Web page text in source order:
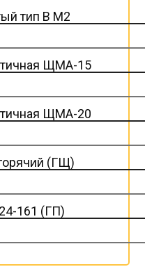
тип B М2
ЩМА-15
ЩМА-20
(ГЩ)
161 (ГП)